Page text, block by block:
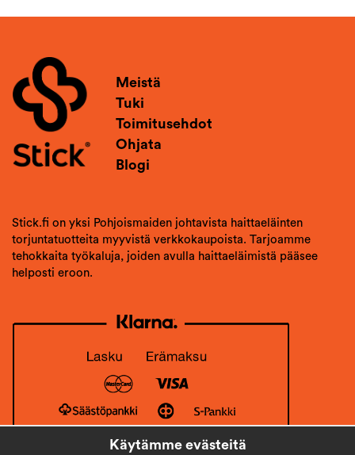
Meistä
Tuki
Toimitusehdot
Ohjata
Blogi
Stick.fi on yksi Pohjoismaiden johtavista haittaeläinten
torjuntatuotteita myyvistä verkkokaupoista. Tarjoamme
tehokkaita työkaluja, joiden avulla haittaeläimistä pääsee
helposti eroon.
Käytämme evästeitä